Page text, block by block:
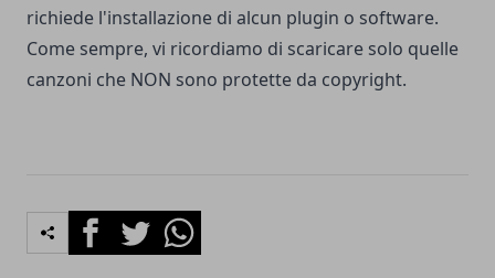
richiede l'installazione di alcun plugin o software.
Come sempre, vi ricordiamo di scaricare solo quelle
canzoni che NON sono protette da copyright.
FacebookTwitterWhatsapp